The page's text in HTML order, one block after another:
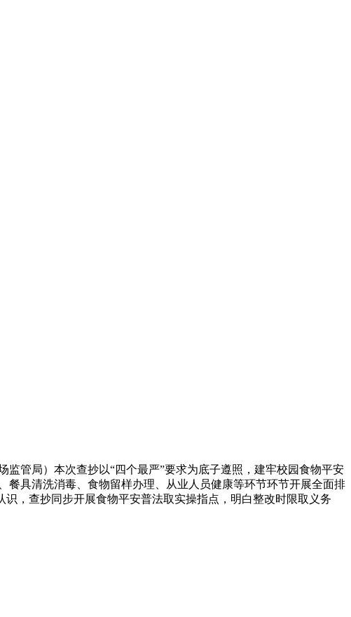
管局）本次查抄以“四个最严”要求为底子遵照，建牢校园食物平安
具清洗消毒、食物留样办理、从业人员健康等环节环节开展全面排
，查抄同步开展食物平安普法取实操指点，明白整改时限取义务